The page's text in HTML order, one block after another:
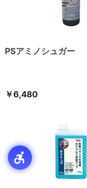
PSアミノシュガー
￥6,480